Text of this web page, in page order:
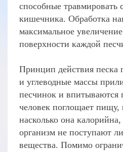
способные травмировать
кишечника. Обработка
максимальное
поверхности каждой
Принцип действия песка
и углеводные массы
песчинок и впитываются
человек поглощает пищу,
насколько она
организм не поступают
вещества. Помимо